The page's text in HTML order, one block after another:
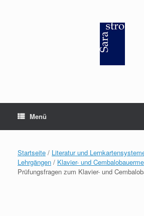
Menü
Startseite / Literatur und
Lehrgängen / Klavier- und
Prüfungsfragen zum Klavier- und